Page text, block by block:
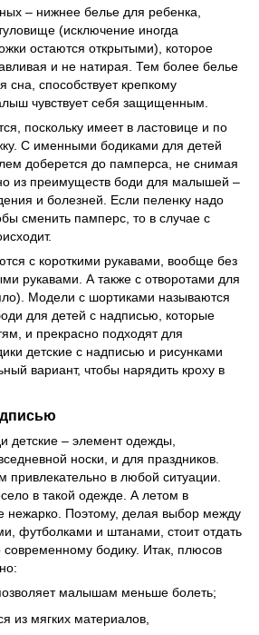
– нижнее белье для ребенка,
(исключение иногда
остаются открытыми), которое
и не натирая. Тем более белье
сна, способствует крепкому
чувствует себя защищенным.
поскольку имеет в ластовице и по
С именными бодиками для детей
доберется до памперса, не снимая
из преимуществ боди для малышей –
и болезней. Если пеленку надо
сменить памперс, то в случае с
с короткими рукавами, вообще без
рукавами. А также с отворотами для
Модели с шортиками называются
для детей с надписью, которые
и прекрасно подходят для
детские с надписью и рисунками
вариант, чтобы нарядить кроху в
детские – элемент одежды,
носки, и для праздников.
в любой ситуации.
в такой одежде. А летом в
нежарко. Поэтому, делая выбор между
футболками и штанами, стоит отдать
бодику. Итак, плюсов
малышам меньше болеть;
из мягких материалов,